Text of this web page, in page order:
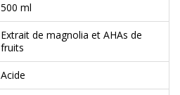
500 ml
Extrait de magnolia et AHAs de
fruits
Acide